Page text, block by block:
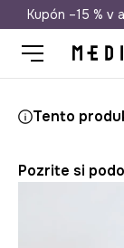
Kupón –15 % v
Tento
Pozrite si